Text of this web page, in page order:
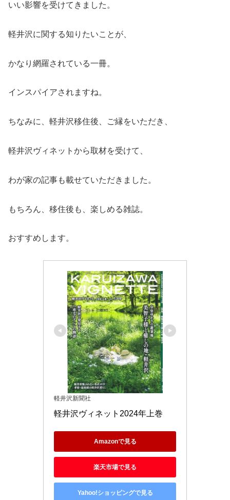
いい影響を受けてきました。
軽井沢に関する知りたいことが、
かなり網羅されている一冊。
インスパイアされますね。
ちなみに、軽井沢移住後、ご縁をいただき、
軽井沢ヴィネットから取材を受けて、
わが家の記事も載せていただきました。
もちろん、移住後も、楽しめる雑誌。
おすすめします。
軽井沢新聞社
軽井沢ヴィネット2024年上巻
Amazonで見る
楽天市場で見る
Yahoo!ショッピングで見る